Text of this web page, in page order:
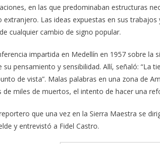
en las que predominaban estructuras
extranjero. Las ideas expuestas en sus
cualquier cambio de signo popular.
impartida en Medellín en 1957 sobre
su pensamiento y sensibilidad. Allí, señaló: “La
de vista”. Malas palabras en una zona de
de miles de muertos, el intento de hacer una
que una vez en la Sierra Maestra se
y entrevistó a Fidel Castro.